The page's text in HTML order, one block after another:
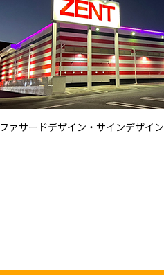
ファサードデザイン・サインデザイン